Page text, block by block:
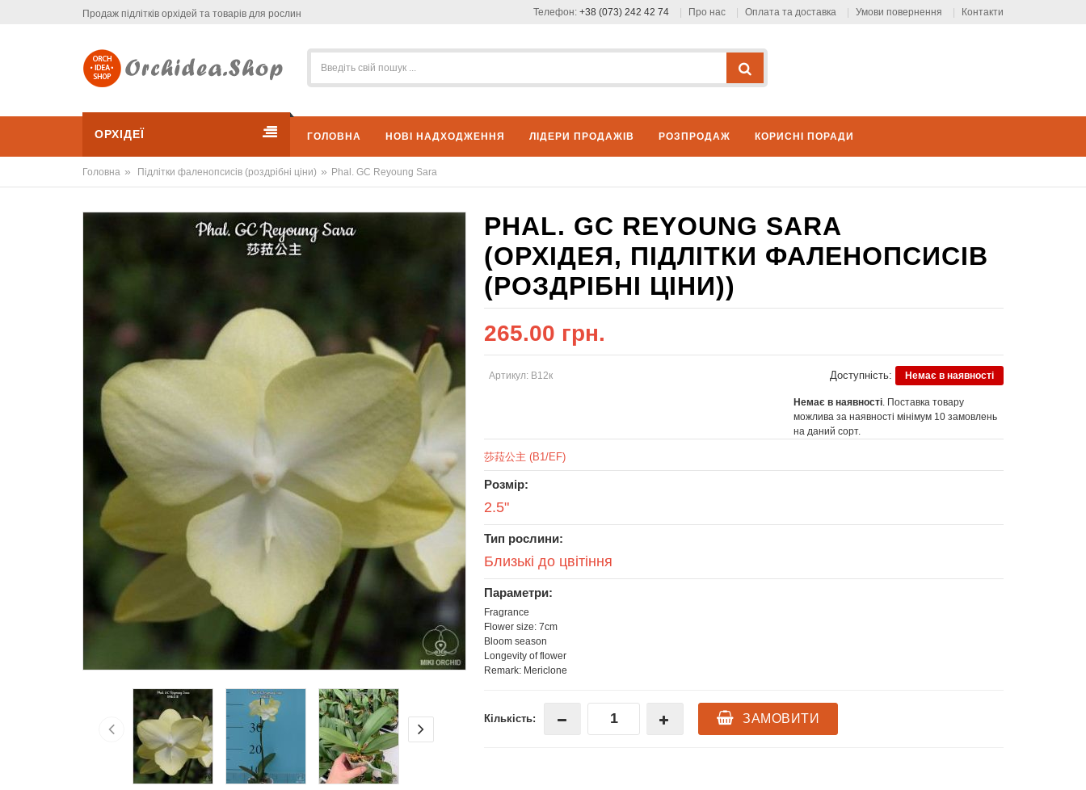
Продаж підлітків орхідей та товарів для рослин Телефон: +38 (073) 242 42 74 Про нас Оплата та доставка Умови повернення Контакти
ОРХІДЕЇ ГОЛОВНА НОВІ НАДХОДЖЕННЯ ЛІДЕРИ ПРОДАЖІВ РОЗПРОДАЖ КОРИСНІ ПОРАДИ
Головна » Підлітки фаленопсисів (роздрібні ціни) » Phal. GC Reyoung Sara
PHAL. GC REYOUNG SARA
(ОРХІДЕЯ, ПІДЛІТКИ ФАЛЕНОПСИСІВ
(РОЗДРІБНІ ЦІНИ))
265.00 грн.
Артикул: В12к Доступність: Немає в наявності
Немає в наявності. Поставка товару
можлива за наявності мінімум 10 замовлень
на даний сорт.
莎菈公主 (B1/EF)
Розмір:
2.5"
Тип рослини:
Близькі до цвітіння
Параметри:
Fragrance
Flower size: 7cm
Bloom season
Longevity of flower
Remark: Mericlone
Кількість: ЗАМОВИТИ